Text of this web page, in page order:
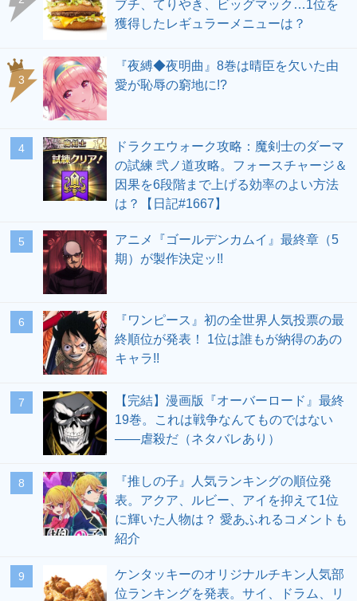
ブチ、てりやき、ビッグマック…1位を
獲得したレギュラーメニューは？
『夜縛◆夜明曲』8巻は晴臣を欠いた由
愛が恥辱の窮地に!?
ドラクエウォーク攻略：魔剣士のダーマ
の試練 弐ノ道攻略。フォースチャージ＆
因果を6段階まで上げる効率のよい方法
は？【日記#1667】
アニメ『ゴールデンカムイ』最終章（5
期）が製作決定ッ!!
『ワンピース』初の全世界人気投票の最
終順位が発表！ 1位は誰もが納得のあの
キャラ!!
【完結】漫画版『オーバーロード』最終
19巻。これは戦争なんてものではない
――虐殺だ（ネタバレあり）
『推しの子』人気ランキングの順位発
表。アクア、ルビー、アイを抑えて1位
に輝いた人物は？ 愛あふれるコメントも
紹介
ケンタッキーのオリジナルチキン人気部
位ランキングを発表。サイ、ドラム、リ